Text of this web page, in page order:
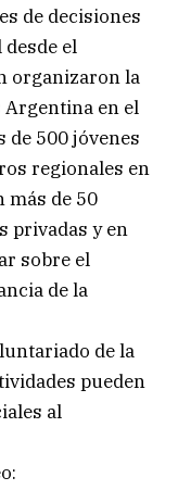
de decisiones
el
organizaron la
Argentina en el
de 500 jóvenes
regionales en
más de 50
privadas y en
sobre el
de la
de la
pueden
al